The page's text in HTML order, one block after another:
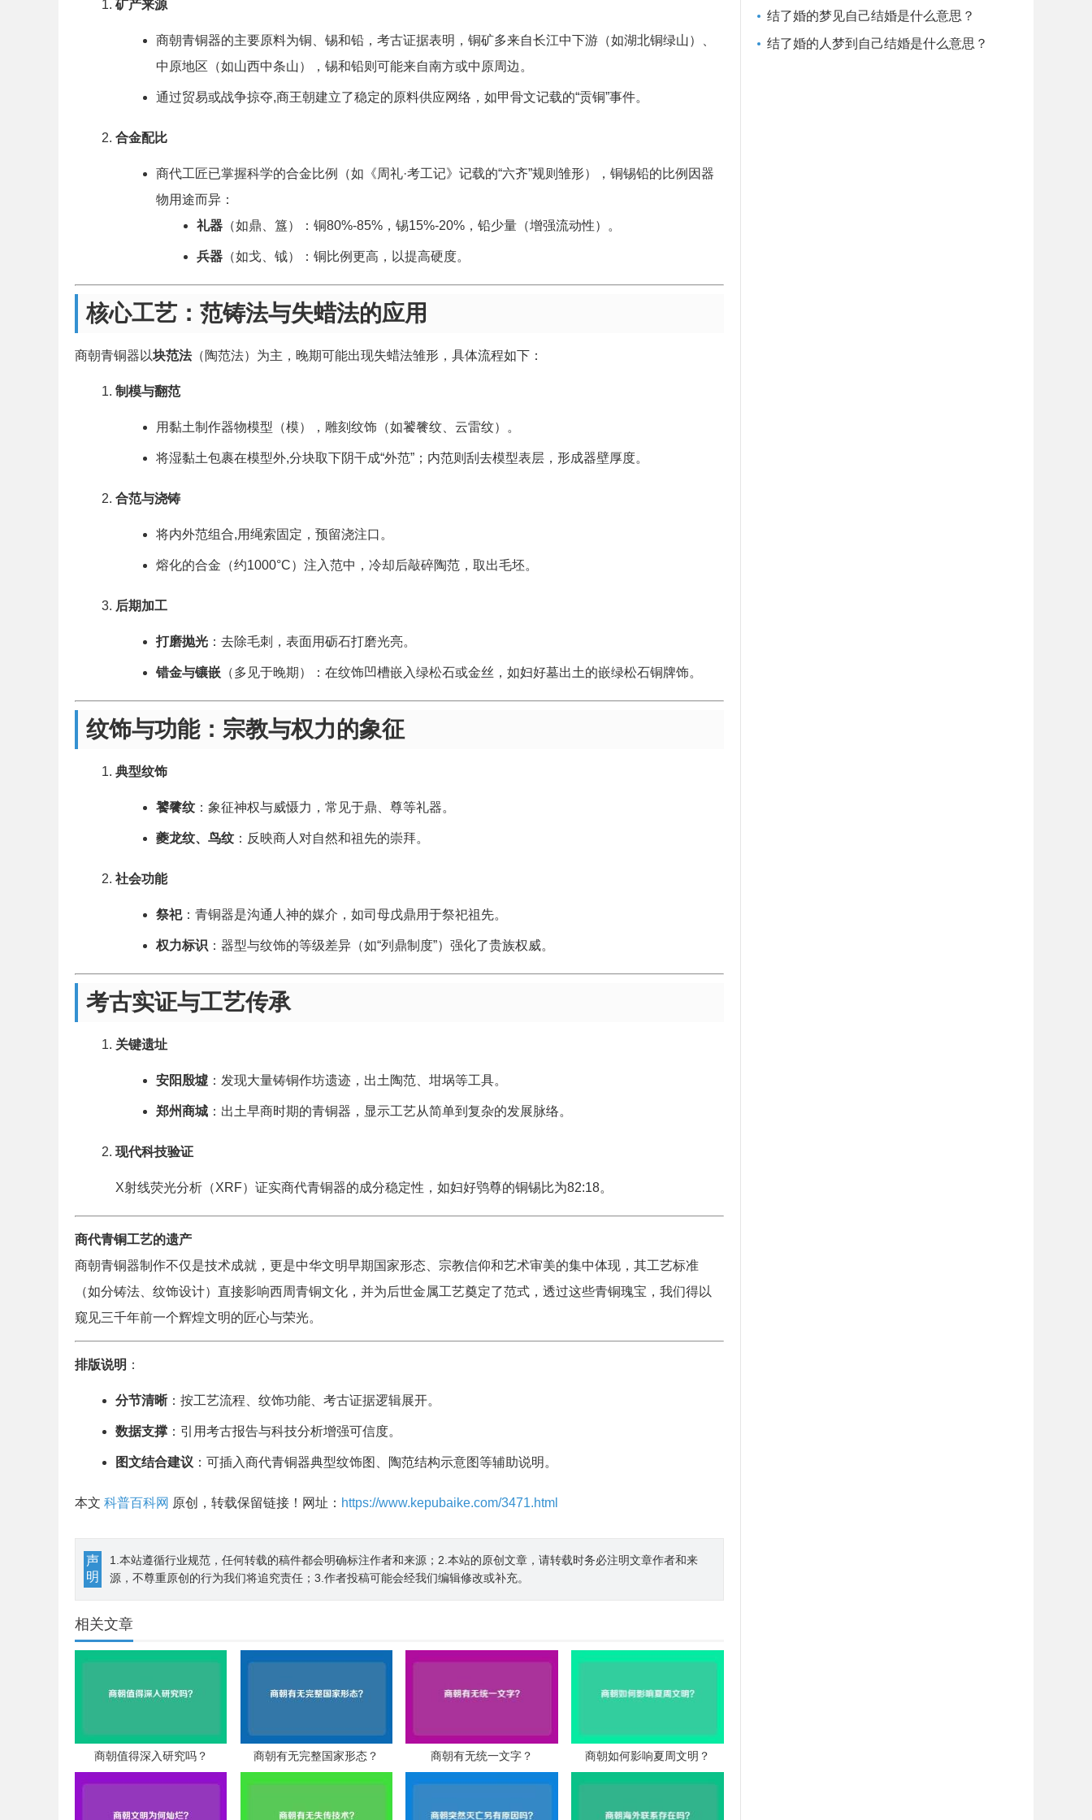
矿产来源
商朝青铜器的主要原料为铜、锡和铅，考古证据表明，铜矿多来自长江中下游（如湖北铜绿山）、
中原地区（如山西中条山），锡和铅则可能来自南方或中原周边。
通过贸易或战争掠夺,商王朝建立了稳定的原料供应网络，如甲骨文记载的“贡铜”事件。
合金配比
商代工匠已掌握科学的合金比例（如《周礼·考工记》记载的“六齐”规则雏形），铜锡铅的比例因器
物用途而异：
礼器 （如鼎、簋）：铜80%-85%，锡15%-20%，铅少量（增强流动性）。
兵器 （如戈、钺）：铜比例更高，以提高硬度。
核心工艺：范铸法与失蜡法的应用
商朝青铜器以块范法（陶范法）为主，晚期可能出现失蜡法雏形，具体流程如下：
制模与翻范
用黏土制作器物模型（模），雕刻纹饰（如饕餮纹、云雷纹）。
将湿黏土包裹在模型外,分块取下阴干成“外范”；内范则刮去模型表层，形成器壁厚度。
合范与浇铸
将内外范组合,用绳索固定，预留浇注口。
熔化的合金（约1000°C）注入范中，冷却后敲碎陶范，取出毛坯。
后期加工
打磨抛光 ：去除毛刺，表面用砺石打磨光亮。
错金与镶嵌 （多见于晚期）：在纹饰凹槽嵌入绿松石或金丝，如妇好墓出土的嵌绿松石铜牌饰。
纹饰与功能：宗教与权力的象征
典型纹饰
饕餮纹 ：象征神权与威慑力，常见于鼎、尊等礼器。
夔龙纹、鸟纹 ：反映商人对自然和祖先的崇拜。
社会功能
祭祀：青铜器是沟通人神的媒介，如司母戊鼎用于祭祀祖先。
权力标识 ：器型与纹饰的等级差异（如“列鼎制度”）强化了贵族权威。
考古实证与工艺传承
关键遗址
安阳殷墟 ：发现大量铸铜作坊遗迹，出土陶范、坩埚等工具。
郑州商城 ：出土早商时期的青铜器，显示工艺从简单到复杂的发展脉络。
现代科技验证
X射线荧光分析（XRF）证实商代青铜器的成分稳定性，如妇好鸮尊的铜锡比为82:18。
商代青铜工艺的遗产
商朝青铜器制作不仅是技术成就，更是中华文明早期国家形态、宗教信仰和艺术审美的集中体现，其工艺标准
（如分铸法、纹饰设计）直接影响西周青铜文化，并为后世金属工艺奠定了范式，透过这些青铜瑰宝，我们得以
窥见三千年前一个辉煌文明的匠心与荣光。
排版说明 ：
分节清晰：按工艺流程、纹饰功能、考古证据逻辑展开。
数据支撑 ：引用考古报告与科技分析增强可信度。
图文结合建议 ：可插入商代青铜器典型纹饰图、陶范结构示意图等辅助说明。
本文 科普百科网 原创，转载保留链接！网址： https://www.kepubaike.com/3471.html
声
明
1.本站遵循行业规范，任何转载的稿件都会明确标注作者和来源；2.本站的原创文章，请转载时务必注明文章作者和来
源，不尊重原创的行为我们将追究责任；3.作者投稿可能会经我们编辑修改或补充。
相关文章
商朝值得深入研究吗？ 商朝有无完整国家形态？ 商朝有无统一文字？ 商朝如何影响夏周文明？
结了婚的梦见自己结婚是什么意思？
结了婚的人梦到自己结婚是什么意思？